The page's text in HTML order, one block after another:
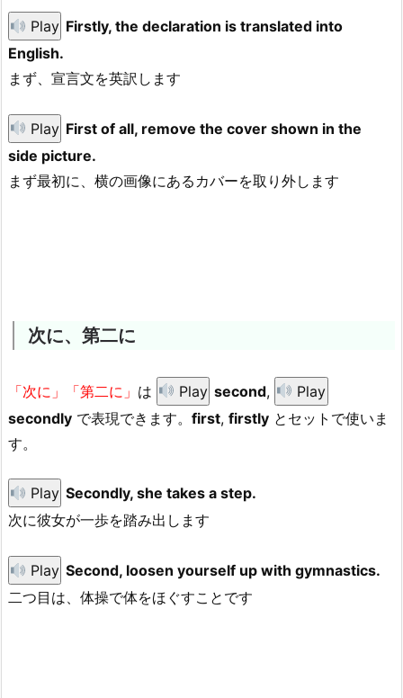
Play Firstly, the declaration is translated into
English.
まず、宣言文を英訳します
Play First of all, remove the cover shown in the
side picture.
まず最初に、横の画像にあるカバーを取り外します
次に、第二に
「次に」「第二に」 は Play second,
Play
secondly で表現できます。 first, firstly とセットで使いま
す。
Play Secondly, she takes a step.
次に彼女が一歩を踏み出します
Play Second, loosen yourself up with gymnastics.
二つ目は、体操で体をほぐすことです